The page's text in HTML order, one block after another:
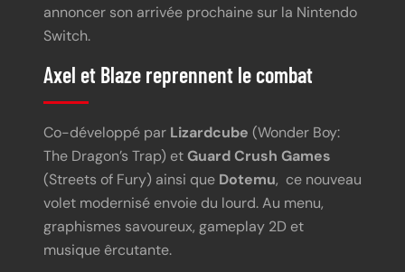
annoncer son arrivée prochaine sur la Nintendo
Switch.
Axel et Blaze reprennent le combat
Co-développé par Lizardcube (Wonder Boy:
The Dragon’s Trap) etGuard Crush Games
(Streets of Fury) ainsi que Dotemu, ce nouveau
volet modernisé envoie du lourd. Au menu,
graphismes savoureux, gameplay 2D et
musique êrcutante.